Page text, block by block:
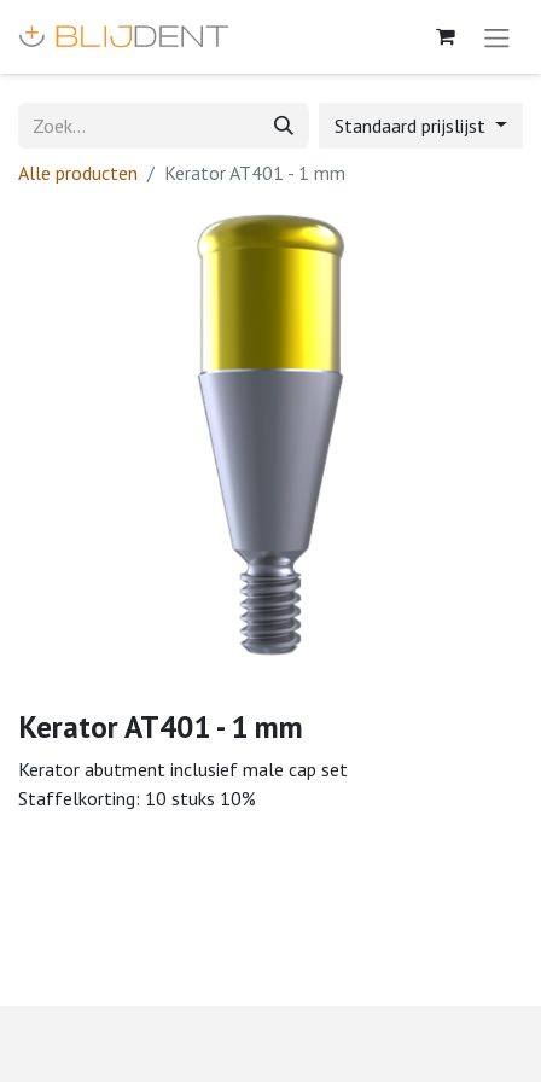
Standaard prijslijst
Alle producten
Kerator AT401 - 1 mm
Kerator AT401 - 1 mm
Kerator abutment inclusief male cap set
Staffelkorting: 10 stuks 10%